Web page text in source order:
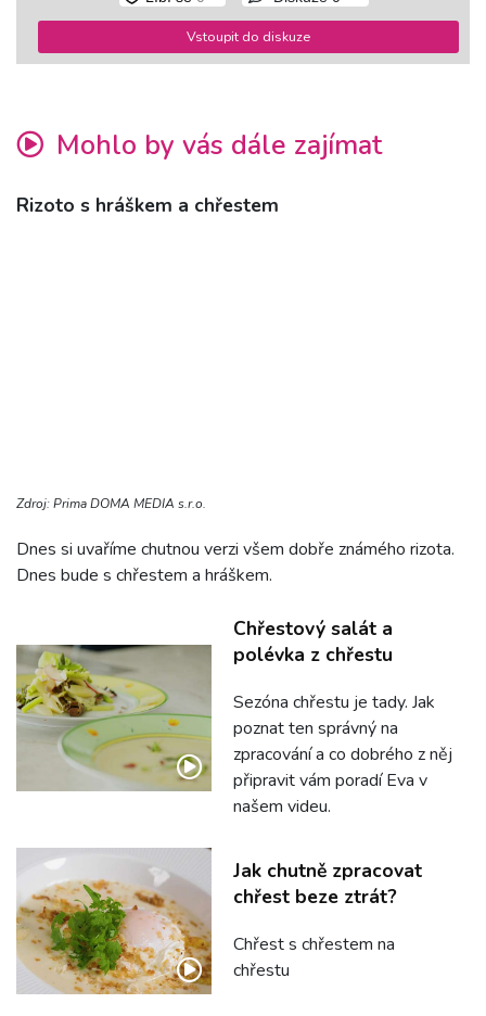
Vstoupit do diskuze
Mohlo by vás dále zajímat
Rizoto s hráškem a chřestem
Zdroj: Prima DOMA MEDIA s.r.o.
Dnes si uvaříme chutnou verzi všem dobře známého rizota.
Dnes bude s chřestem a hráškem.
Chřestový salát a
polévka z chřestu
Sezóna chřestu je tady. Jak
poznat ten správný na
zpracování a co dobrého z něj
připravit vám poradí Eva v
našem videu.
Jak chutně zpracovat
chřest beze ztrát?
Chřest s chřestem na
chřestu